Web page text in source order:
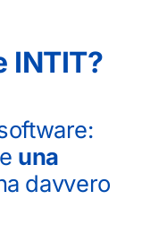
INTIT?
una
davvero